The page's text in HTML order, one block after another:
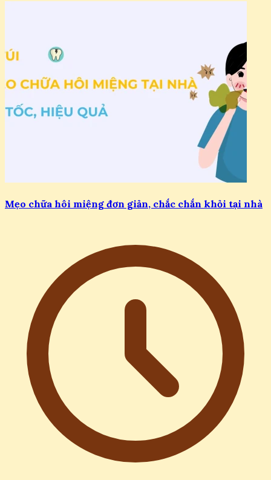
Mẹo chữa hôi miệng đơn giản, chắc chắn khỏi tại nhà